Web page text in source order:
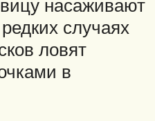
насаживают
случаях
ловят
в